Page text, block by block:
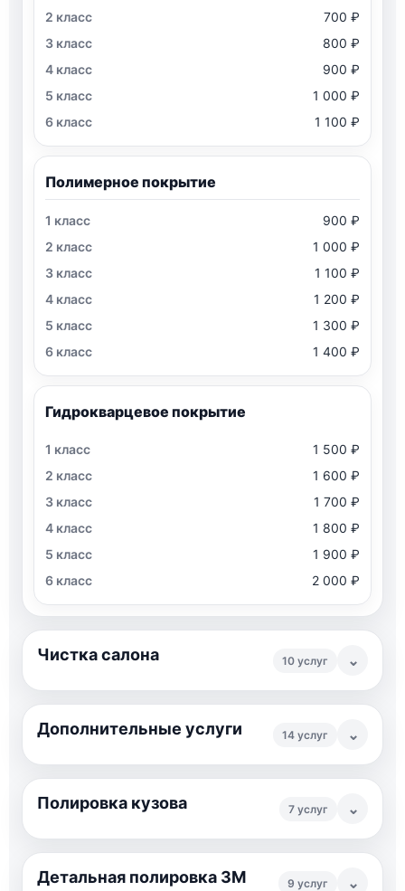
700 ₽
800 ₽
900 ₽
1 000 ₽
1 100 ₽
Полимерное покрытие
900 ₽
1 000 ₽
1 100 ₽
1 200 ₽
1 300 ₽
1 400 ₽
Гидрокварцевое покрытие
1 500 ₽
1 600 ₽
1 700 ₽
1 800 ₽
1 900 ₽
2 000 ₽
Чистка салона 10 услуг ⌄
Дополнительные услуги 14 услуг ⌄
Полировка кузова 7 услуг ⌄
Детальная полировка 3М 9 услуг ⌄